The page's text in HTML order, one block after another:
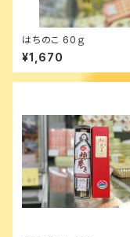
はちのこ 60ｇ
¥1,670